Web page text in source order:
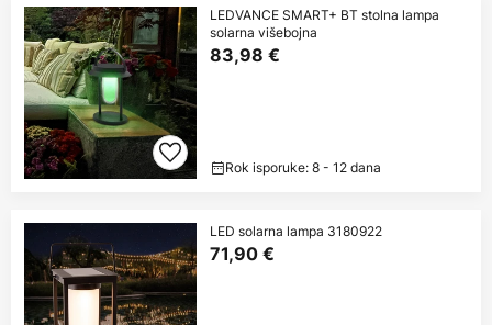
LEDVANCE SMART+ BT stolna lampa
solarna višebojna
83,98 €
Rok isporuke: 8 - 12 dana
LED solarna lampa 3180922
71,90 €